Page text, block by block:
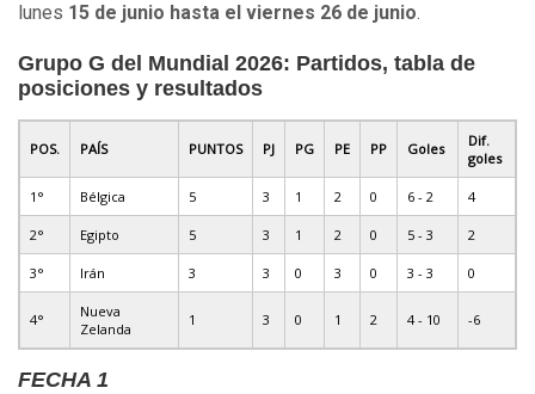
lunes 15 de junio hasta el viernes 26 de junio.
Grupo G del Mundial 2026: Partidos, tabla de
posiciones y resultados
POS. PAÍS PUNTOS PJ PG PE PP Goles
Dif.
goles
1° Bélgica 5 3 1 2 0 6 - 2 4
2° Egipto 5 3 1 2 0 5 - 3 2
3° Irán 3 3 0 3 0 3 - 3 0
4°
Nueva
Zelanda
1 3 0 1 2 4 - 10 -6
FECHA 1